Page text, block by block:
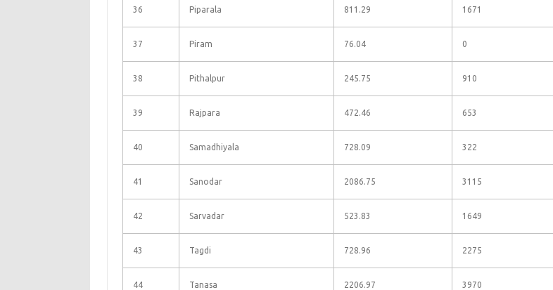
36 Piparala 811.29 1671
37 Piram 76.04 0
38 Pithalpur 245.75 910
39 Rajpara 472.46 653
40 Samadhiyala 728.09 322
41 Sanodar 2086.75 3115
42 Sarvadar 523.83 1649
43 Tagdi 728.96 2275
44 Tanasa 2206.97 3970